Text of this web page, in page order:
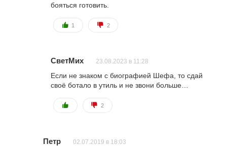
бояться готовить.
1 2
СветМих 23.08.2023 в 11:28
Если не знаком с биографией Шефа, то сдай
своё ботало в утиль и не звони больше…
2
Петр 02.07.2019 в 18:03